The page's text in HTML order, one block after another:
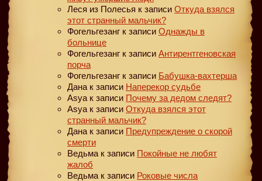
Леся из Полесья к записи Откуда взялся
этот странный мальчик?
Фогельгезанг к записи Однажды в
больнице
Фогельгезанг к записи Антирентгеновская
порча
Фогельгезанг к записи Бабушка-вахтерша
Дана к записи Наперекор судьбе
Asya к записи Почему за дедом следят?
Asya к записи Откуда взялся этот
странный мальчик?
Дана к записи Предупреждение о скорой
смерти
Ведьма к записи Покойные не любят
жалоб
Ведьма к записи Роковые числа